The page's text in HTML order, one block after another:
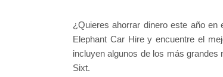
¿Quieres ahorrar dinero este año en
Elephant Car Hire y encuentre el
incluyen algunos de los más grandes
Sixt.